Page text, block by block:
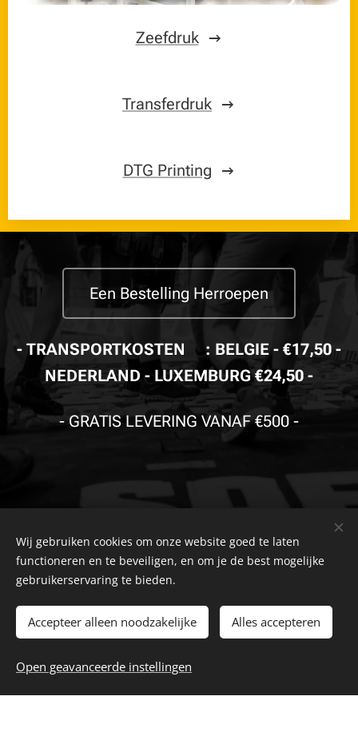
Zeefdruk
Transferdruk
DTG Printing
Een Bestelling Herroepen
- TRANSPORTKOSTEN🚚: BELGIE - €17,50 -
NEDERLAND - LUXEMBURG €24,50 -
-GRATIS LEVERING VANAF €500 -
voorbehouden. Powered by
The VDB Store Company-Belgie- Nederland - Luxemburg -BTW
NR.0715.797.741 -FAQ- Privacybeleid-Algemene
Voorwaarden-Klachtenpagina-Retourpagina-Herroepingsrecht
Cookies
Wij gebruiken cookies om onze website goed te laten
functioneren en te beveiligen, en om je de best mogelijke
gebruikerservaring te bieden.
Accepteer alleen noodzakelijke Alles accepteren
Open geavanceerde instellingen